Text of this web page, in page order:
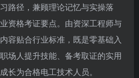
路径，兼顾理论记忆与实操落
资格考证要点。由资深工程师与
容贴合行业标准，既是零基础入
场人提升技能、备考取证的实用
长为合格电工技术人员。